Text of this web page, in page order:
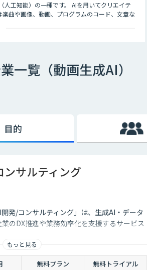
人工知能）の一種です。 AIを用いてクリエイテ
曲や画像、動画、プログラムのコード、文章な
一覧（動画生成AI）
目的
サルティング
発/コンサルティング」は、生成AI・データ
のDX推進や業務効率化を支援するサービス
もっと見る
無料プラン 無料トライアル